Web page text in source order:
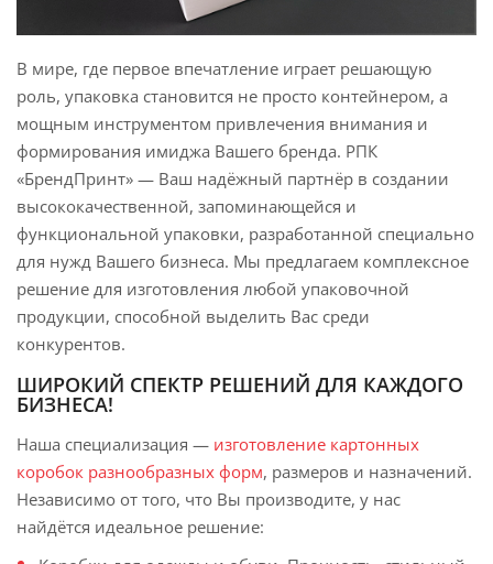
В мире, где первое впечатление играет решающую
роль, упаковка становится не просто контейнером, а
мощным инструментом привлечения внимания и
формирования имиджа Вашего бренда. РПК
«БрендПринт» — Ваш надёжный партнёр в создании
высококачественной, запоминающейся и
функциональной упаковки, разработанной специально
для нужд Вашего бизнеса. Мы предлагаем комплексное
решение для изготовления любой упаковочной
продукции, способной выделить Вас среди
конкурентов.
ШИРОКИЙ СПЕКТР РЕШЕНИЙ ДЛЯ КАЖДОГО
БИЗНЕСА!
Наша специализация — изготовление картонных
коробок разнообразных форм, размеров и назначений.
Независимо от того, что Вы производите, у нас
найдётся идеальное решение: